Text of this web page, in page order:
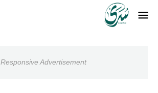
Responsive Advertisement